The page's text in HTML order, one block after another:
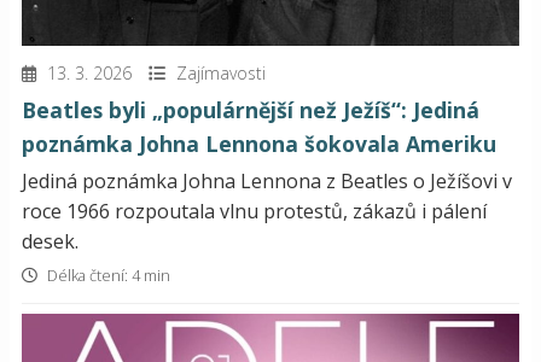
13. 3. 2026 Zajímavosti
Beatles byli „populárnější než Ježíš“: Jediná
poznámka Johna Lennona šokovala Ameriku
Jediná poznámka Johna Lennona z Beatles o Ježíšovi v
roce 1966 rozpoutala vlnu protestů, zákazů i pálení
desek.
Délka čtení: 4 min